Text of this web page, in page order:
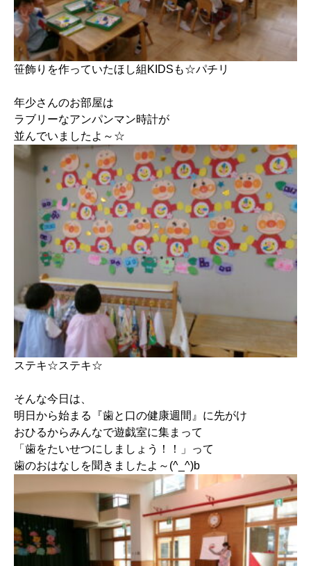
笹飾りを作っていたほし組KIDSも☆パチリ
年少さんのお部屋は
ラブリーなアンパンマン時計が
並んでいましたよ～☆
ステキ☆ステキ☆
そんな今日は、
明日から始まる『歯と口の健康週間』に先がけ
おひるからみんなで遊戯室に集まって
「歯をたいせつにしましょう！！」って
歯のおはなしを聞きましたよ～(^_^)b